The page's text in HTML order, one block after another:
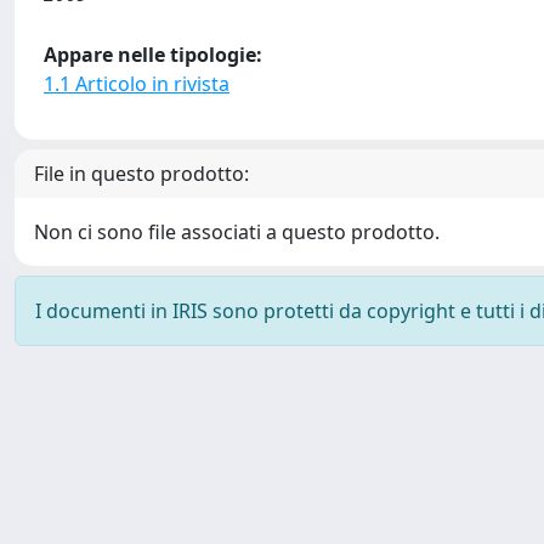
Appare nelle tipologie:
1.1 Articolo in rivista
File in questo prodotto:
Non ci sono file associati a questo prodotto.
I documenti in IRIS sono protetti da copyright e tutti i